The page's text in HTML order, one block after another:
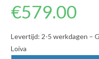
€579.00
Levertijd: 2-5 werkdagen –
Loiva